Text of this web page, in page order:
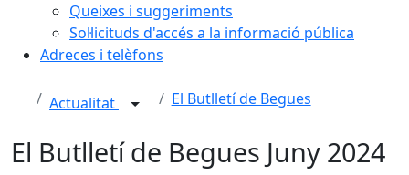
Queixes i suggeriments
Sol·licituds d'accés a la informació pública
Adreces i telèfons
Actualitat El Butlletí de Begues
El Butlletí de Begues Juny 2024